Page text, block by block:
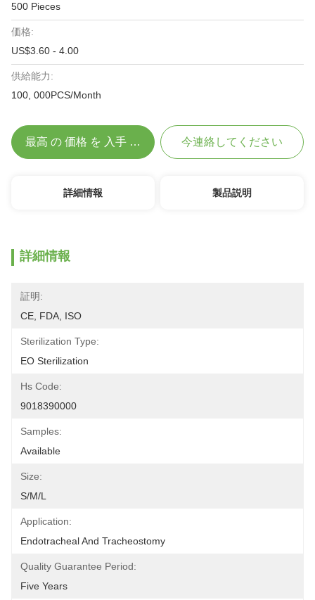
500 Pieces
価格:
US$3.60 - 4.00
供給能力:
100, 000PCS/Month
最高 の 価格 を 入手 する 今連絡してください
詳細情報 製品説明
詳細情報
証明:
CE, FDA, ISO
Sterilization Type:
EO Sterilization
Hs Code:
9018390000
Samples:
Available
Size:
S/M/L
Application:
Endotracheal And Tracheostomy
Quality Guarantee Period:
Five Years